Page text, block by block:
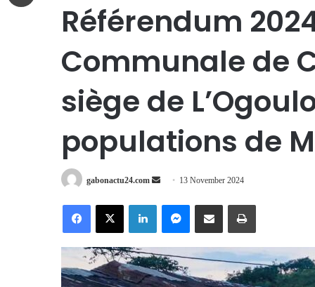
Référendum
Communale de
siège de
populations de
gabonactu24.com
Send
email
13 November 2024
FacebookX LinkedInMessengerShare via Email Print